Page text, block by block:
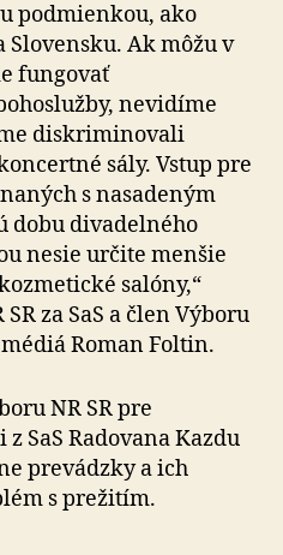
podmienkou, ako
Ak môžu v
fungovať
nevidíme
diskriminovali
sály. Vstup pre
s nasadeným
dobu divadelného
nesie určite menšie
salóny,“
za SaS a člen Výboru
Roman Foltin.
NR SR pre
SaS Radovana Kazdu
prevádzky a ich
s prežitím.